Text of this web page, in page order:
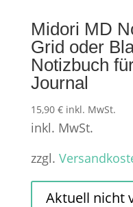
Midori MD
Grid oder
Notizbuch
Journal
15,90 € inkl. MwSt.
inkl. MwSt.
zzgl.
Aktuell nicht